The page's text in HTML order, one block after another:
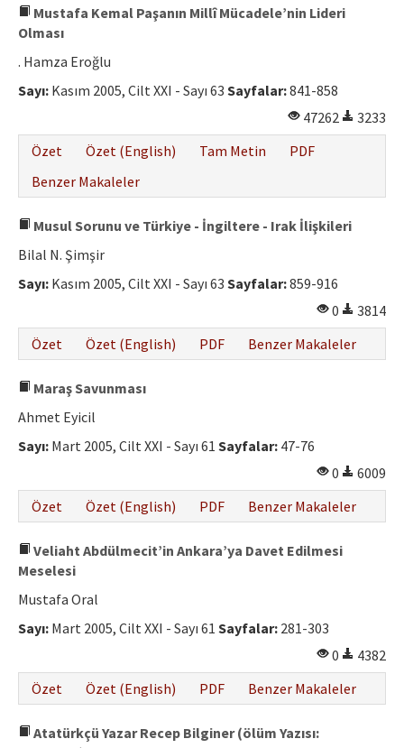
Mustafa Kemal Paşanın Millî Mücadele’nin Lideri
Olması
. Hamza Eroğlu
Sayı: Kasım 2005, Cilt XXI - Sayı 63 Sayfalar:841-858
47262
3233
Özet
Özet (English) Tam Metin
PDF
Benzer Makaleler
Musul Sorunu ve Türkiye - İngiltere - Irak İlişkileri
Bilal N. Şimşir
Sayı: Kasım 2005, Cilt XXI - Sayı 63 Sayfalar:859-916
0
3814
Özet
Özet (English) PDF Benzer Makaleler
Maraş Savunması
Ahmet Eyicil
Sayı: Mart 2005, Cilt XXI - Sayı 61 Sayfalar: 47-76
0
6009
Özet
Özet (English) PDF Benzer Makaleler
Veliaht Abdülmecit’in Ankara’ya Davet Edilmesi
Meselesi
Mustafa Oral
Sayı: Mart 2005, Cilt XXI - Sayı 61 Sayfalar: 281-303
0
4382
Özet
Özet (English) PDF Benzer Makaleler
Atatürkçü Yazar Recep Bilginer (ölüm Yazısı: